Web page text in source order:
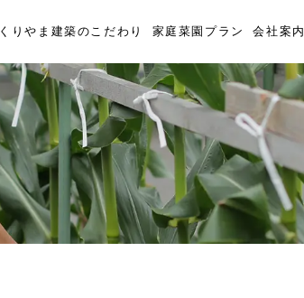
くりやま建築のこだわり 家庭菜園プラン 会社案内